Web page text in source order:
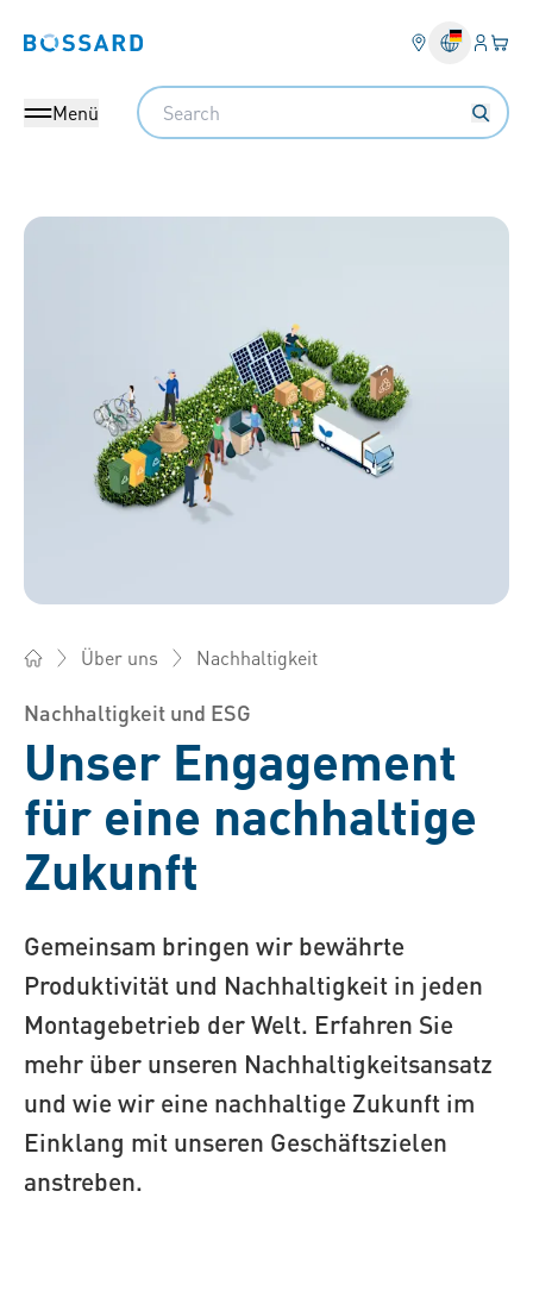
Bossard homepage Ihr
Menü
Search
Über uns Nachhaltigkeit
Nachhaltigkeit und ESG
Unser Engagement
für eine nachhaltige
Zukunft
Gemeinsam bringen wir bewährte
Produktivität und Nachhaltigkeit in jeden
Montagebetrieb der Welt. Erfahren Sie
mehr über unseren Nachhaltigkeitsansatz
und wie wir eine nachhaltige Zukunft im
Einklang mit unseren Geschäftszielen
anstreben.